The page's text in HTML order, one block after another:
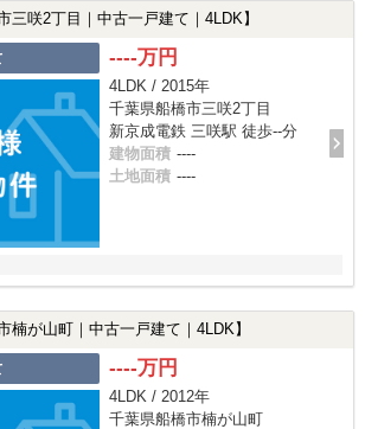
三咲2丁目｜中古一戸建て｜4LDK】
----万円
4LDK / 2015年
千葉県船橋市三咲2丁目
新京成電鉄 三咲駅 徒歩--分
建物面積 ----
土地面積 ----
楠が山町｜中古一戸建て｜4LDK】
----万円
4LDK / 2012年
千葉県船橋市楠が山町